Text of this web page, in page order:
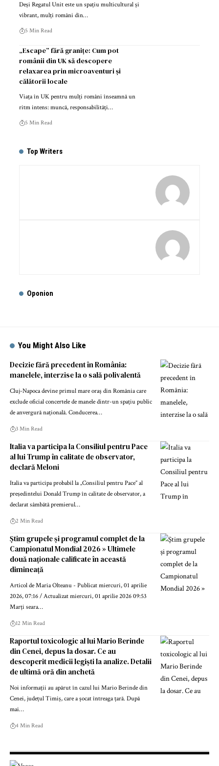
Deși Regatul Unit este un spațiu multicultural și
vibrant, mulți români din…
5 Min Read
„Escape” fără granițe: Cum pot
românii din UK să descopere
relaxarea prin microaventuri și
călătorii locale
Viața în UK pentru mulți români înseamnă un
ritm intens: muncă, responsabilități…
5 Min Read
Top Writers
Oponion
You Might Also Like
Decizie fără precedent în România:
manelele, interzise la o sală polivalentă
Cluj-Napoca devine primul mare oraș din România care
exclude oficial concertele de manele dintr-un spațiu public
de anvergură națională. Conducerea…
3 Min Read
Italia va participa la Consiliul pentru Pace
al lui Trump în calitate de observator,
declară Meloni
Italia va participa probabil la „Consiliul pentru Pace” al
preşedintelui Donald Trump în calitate de observator, a
declarat sâmbătă premierul…
2 Min Read
Știm grupele și programul complet de la
Campionatul Mondial 2026 » Ultimele
două naționale calificate în această
dimineață
Articol de Maria Olteanu - Publicat miercuri, 01 aprilie
2026, 07:16 / Actualizat miercuri, 01 aprilie 2026 09:53
Marți seara…
12 Min Read
Raportul toxicologic al lui Mario Berinde
din Cenei, depus la dosar. Ce au
descoperit medicii legiști la analize. Detalii
de ultimă oră din anchetă
Noi informații au apărut în cazul lui Mario Berinde din
Cenei, județul Timiș, care a șocat întreaga țară. După
mai…
4 Min Read